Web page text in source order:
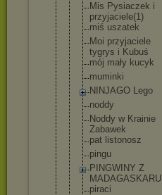
Mis Pysiaczek i
przyjaciele(1)
miś uszatek
Moi przyjaciele
tygrys i Kubuś
mój mały kucyk
muminki
NINJAGO Lego
noddy
Noddy w Krainie
Zabawek
pat listonosz
pingu
PINGWINY Z
MADAGASKARU
piraci